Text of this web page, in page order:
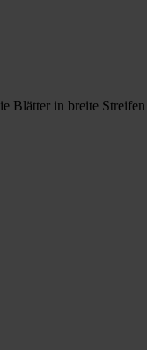
Blätter in breite Streifen